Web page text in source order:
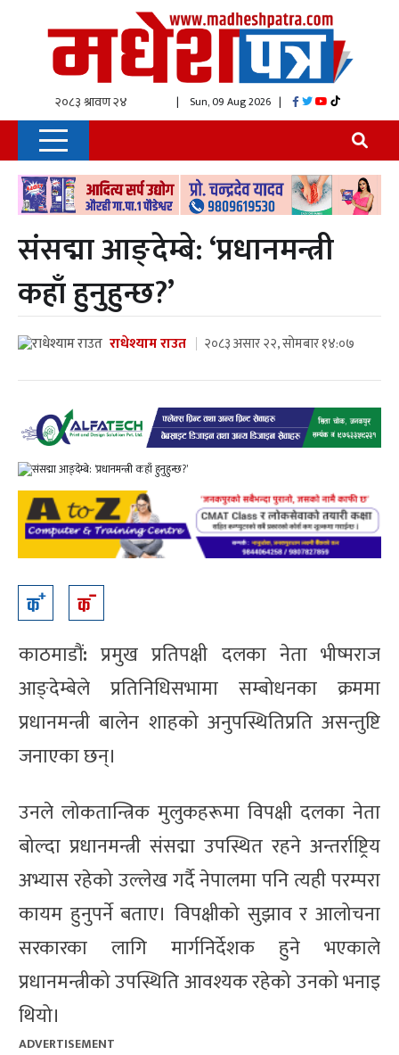
| Sun, 09 Aug 2026 |
संसद्मा आङ्देम्बे: ‘प्रधानमन्त्री
कहाँ हुनुहुन्छ?’
राधेश्याम राउत २०८३ असार २२, सोमबार १४:०७
काठमाडौं: प्रमुख प्रतिपक्षी दलका नेता भीष्मराज
आङ्देम्बेले प्रतिनिधिसभामा सम्बोधनका क्रममा
प्रधानमन्त्री बालेन शाहको अनुपस्थितिप्रति असन्तुष्टि
जनाएका छन्।
उनले लोकतान्त्रिक मुलुकहरूमा विपक्षी दलका नेता
बोल्दा प्रधानमन्त्री संसद्मा उपस्थित रहने अन्तर्राष्ट्रिय
अभ्यास रहेको उल्लेख गर्दै नेपालमा पनि त्यही परम्परा
कायम हुनुपर्ने बताए। विपक्षीको सुझाव र आलोचना
सरकारका लागि मार्गनिर्देशक हुने भएकाले
प्रधानमन्त्रीको उपस्थिति आवश्यक रहेको उनको भनाइ
थियो।
ADVERTISEMENT